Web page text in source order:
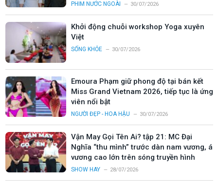
PHIM NƯỚC NGOÀI 30/07/2026
Khởi động chuỗi workshop Yoga xuyên
Việt
SỐNG KHỎE 30/07/2026
Emoura Phạm giữ phong độ tại bán kết
Miss Grand Vietnam 2026, tiếp tục là ứng
viên nổi bật
NGƯỜI ĐẸP - HOA HẬU 30/07/2026
Vận May Gọi Tên Ai? tập 21: MC Đại
Nghĩa “thu mình” trước dàn nam vương, á
vương cao lớn trên sóng truyền hình
SHOW HAY 28/07/2026